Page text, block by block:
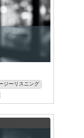
ジーリスニング